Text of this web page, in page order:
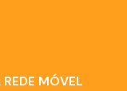
MÓVEL